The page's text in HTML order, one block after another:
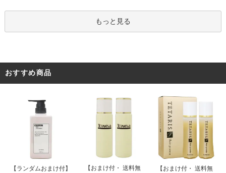
もっと見る
おすすめ商品
【ランダムおまけ付】
【おまけ付・ 送料無
【おまけ付・ 送料無